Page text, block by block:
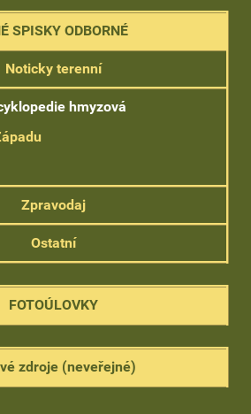
SPISKY ODBORNÉ
Noticky terenní
hmyzová
Zpravodaj
Ostatní
FOTOÚLOVKY
zdroje (neveřejné)